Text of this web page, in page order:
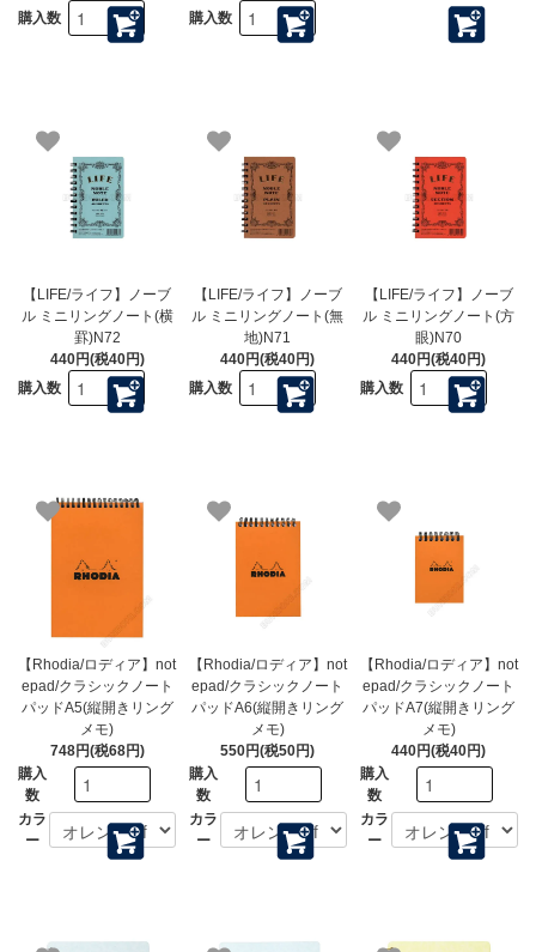
購入数
購入数
【LIFE/ライフ】ノーブ
ル ミニリングノート(横
罫)N72
440円(税40円)
購入数
【LIFE/ライフ】ノーブ
ル ミニリングノート(無
地)N71
440円(税40円)
購入数
【LIFE/ライフ】ノーブ
ル ミニリングノート(方
眼)N70
440円(税40円)
購入数
【Rhodia/ロディア】not
epad/クラシックノート
パッドA5(縦開きリング
メモ)
748円(税68円)
購入
数
カラ
ー
【Rhodia/ロディア】not
epad/クラシックノート
パッドA6(縦開きリング
メモ)
550円(税50円)
購入
数
カラ
ー
【Rhodia/ロディア】not
epad/クラシックノート
パッドA7(縦開きリング
メモ)
440円(税40円)
購入
数
カラ
ー